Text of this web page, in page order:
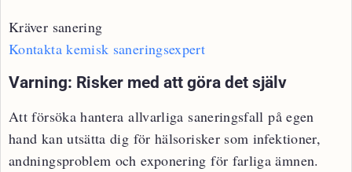
Kräver sanering
Kontakta kemisk saneringsexpert
Varning: Risker med att göra det själv
Att försöka hantera allvarliga saneringsfall på egen
hand kan utsätta dig för hälsorisker som infektioner,
andningsproblem och exponering för farliga ämnen.